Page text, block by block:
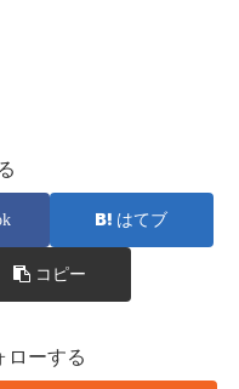
はてブ
コピー
ローする